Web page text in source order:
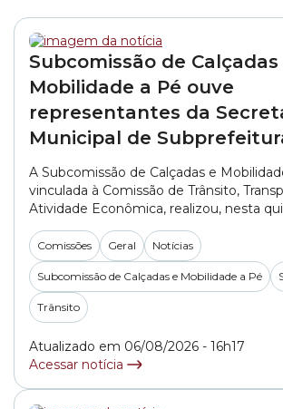
Subcomissão de Calçadas
Mobilidade a Pé ouve
representantes da
Municipal de
A Subcomissão de Calçadas e
vinculada à Comissão de Trânsito,
Atividade Econômica, realizou, nesta
(06/08), a primeira reunião do segundo
2026. No encontro, os vereadores
representantes da SMSUB (Secretaria
Subprefeituras). A pasta foi
engenheiro Alexandre Martini e pelo
Comissões Geral Notícias
Subcomissão de Calçadas e Mobilidade a Pé
Trânsito
Atualizado em 06/08/2026 - 16h17
Acessar notícia